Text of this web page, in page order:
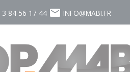
3 84 56 17 44 email INFO@MABI.FR